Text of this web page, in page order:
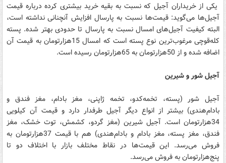
یکی از خریداران آجیل که نسبت به بقیه خرید بیشتری کرده درباره قیمت
آجیل‌ها می‌گوید: قیمت‌ها نسبت به پارسال افزایش آنچنانی نداشته است،
البته کیفیت آجیل‌های امسال نسبت به پارسال تا حدودی بهتر شده. پسته
کله‌قوچی مرغوب‌ترین نوع پسته است که امسال 15هزارتومان به قیمت آن
اضافه شده و از 50هزارتومان به 65هزارتومان رسیده است.
آجیل شور و شیرین
آجیل شور (پسته، تخمه‌کدو، تخمه ژاپنی، مغز بادام، مغز فندق و
بادام‌هندی) بیشتر از انواع دیگر آجیل طرفدار دارد و قیمت آن کیلویی
34هزارتومان است. آجیل شیرین (مغز گردو، کشمش، توت خشک، مغز
فندق، مغز پسته، مغز بادام و بادام‌هندی) هم با قیمت 37هزارتومان به
فروش می‌رسد. این قیمت‌ها در نقاط مختلف بازار با اختلاف دو تا
پنج‌هزارتومان به فروش می‌رسد.